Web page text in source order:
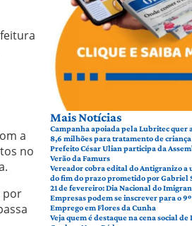
a
no
por
Mais Notícias
Campanha apoiada pela Lubritec quer
8,6 milhões para tratamento de criança
Prefeito César Ulian participa da
Verão da Famurs
Vereador cobra edital do Antigranizo a
do fim do prazo prometido por Gabriel
21 de fevereiro: Dia Nacional do
Empresas podem se inscrever para o
Emprego em Flores da Cunha
Veja quem é destaque na cena social de